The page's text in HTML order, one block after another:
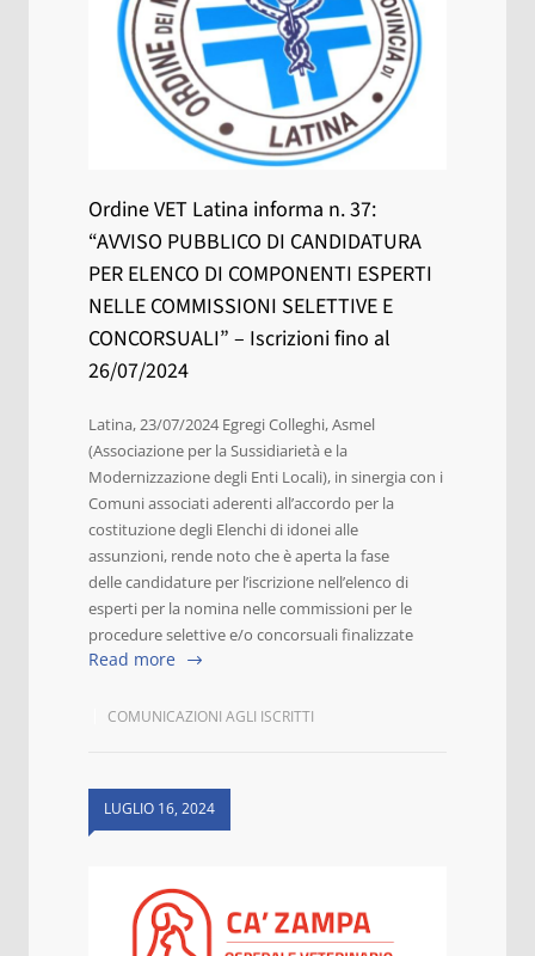
Ordine VET Latina informa n. 37:
“AVVISO PUBBLICO DI CANDIDATURA
PER ELENCO DI COMPONENTI ESPERTI
NELLE COMMISSIONI SELETTIVE E
CONCORSUALI” – Iscrizioni fino al
26/07/2024
Latina, 23/07/2024 Egregi Colleghi, Asmel
(Associazione per la Sussidiarietà e la
Modernizzazione degli Enti Locali), in sinergia con i
Comuni associati aderenti all’accordo per la
costituzione degli Elenchi di idonei alle
assunzioni, rende noto che è aperta la fase
delle candidature per l’iscrizione nell’elenco di
esperti per la nomina nelle commissioni per le
procedure selettive e/o concorsuali finalizzate
Read more
COMUNICAZIONI AGLI ISCRITTI
LUGLIO 16, 2024